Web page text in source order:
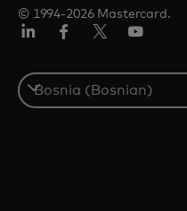
© 1994-2026 Mastercard.
Select
a
country